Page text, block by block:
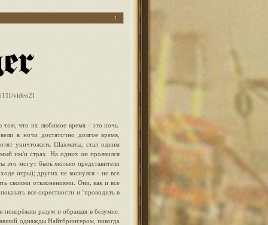
1
video2]
что их любимое время - это ночь.
в ночи достаточно долгое время,
уничтожить Шахматы, стал одним
им/и страх. На одних он проявился
это могут бытьтолько представители
игры); других не коснулся - но все
своими отклонениями. Они, как и все
все окрестности и "проводить в
покорёжив разум и обращая в безумие.
однажды Найтбрингером, никогда